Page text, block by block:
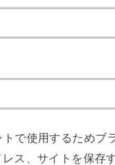
で使用するためブ
ス、サイトを保存す